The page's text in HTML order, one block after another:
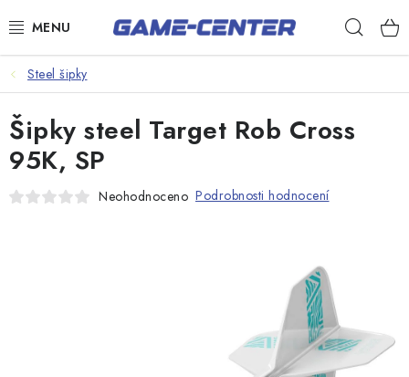
na
Šipky
Kulečník
Poker
Stolní fotbal
Steel šipky
Šipky steel Target Rob Cross
95K, SP
Neohodnoceno Podrobnosti hodnocení